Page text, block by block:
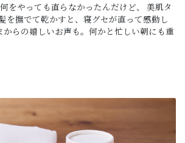
をやっても直らなかったんだけど、 美肌タ
を撫でて乾かすと、寝グセが直って感動し
からの嬉しいお声も。何かと忙しい朝にも重